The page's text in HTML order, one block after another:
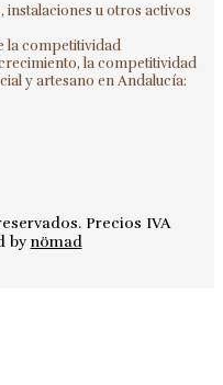
u otros activos
la competitividad
la competitividad
y artesano en Andalucía:
Precios IVA
bynömad